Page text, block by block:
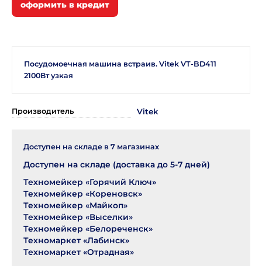
Посудомоечная машина встраив. Vitek VT-BD411
2100Вт узкая
Производитель Vitek
Доступен на складе в 7 магазинах
Доступен на складе (доставка до 5-7 дней)
Техномейкер «Горячий Ключ»
Техномейкер «Кореновск»
Техномейкер «Майкоп»
Техномейкер «Выселки»
Техномейкер «Белореченск»
Техномаркет «Лабинск»
Техномаркет «Отрадная»